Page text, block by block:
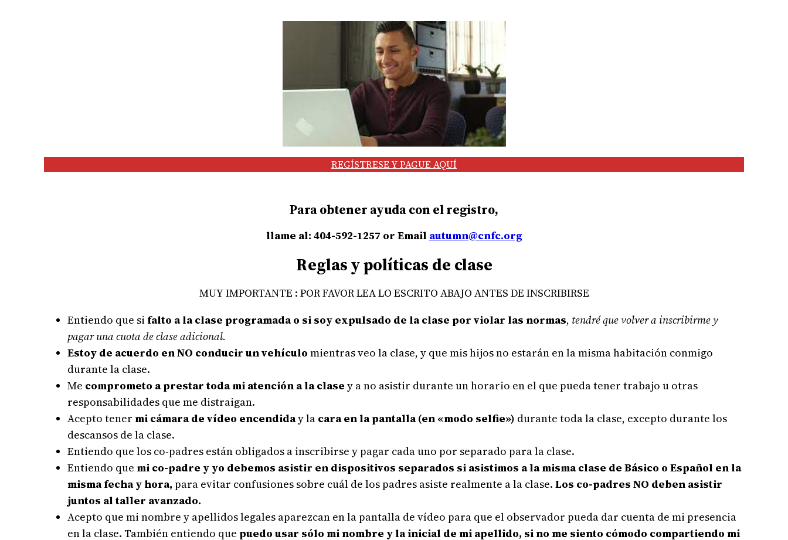
REGÍSTRESE Y PAGUE AQUÍ
Para obtener ayuda con el registro,
llame al: 404-592-1257 or Email autumn@cnfc.org
Reglas y políticas de clase
MUY IMPORTANTE : POR FAVOR LEA LO ESCRITO ABAJO ANTES DE INSCRIBIRSE
Entiendo que sifalto a la clase programada o si soy expulsado de la clase por violar las normas, tendré que volver a inscribirme y
pagar una cuota de clase adicional.
Estoy de acuerdo en NO conducir un vehículomientras veo la clase, y que mis hijos no estarán en la misma habitación conmigo
durante la clase.
Me comprometo a prestar toda mi atención a la clase y a no asistir durante un horario en el que pueda tener trabajo u otras
responsabilidades que me distraigan.
Acepto tenermi cámara de vídeo encendiday la cara en la pantalla (en «modo selfie») durante toda la clase, excepto durante los
descansos de la clase.
Entiendo que los co-padres están obligados a inscribirse y pagar cada uno por separado para la clase.
Entiendo quemi co-padre y yo debemos asistir en dispositivos separados si asistimos a la misma clase de Básico o Español en la
misma fecha y hora,para evitar confusiones sobre cuál de los padres asiste realmente a la clase.Los co-padres NO deben asistir
juntos al taller avanzado.
Acepto que mi nombre y apellidos legales aparezcan en la pantalla de vídeo para que el observador pueda dar cuenta de mi presencia
en la clase. También entiendo que puedo usar sólo mi nombre y la inicial de mi apellido, si no me siento cómodo compartiendo mi